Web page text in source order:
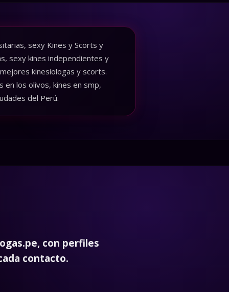
sexy Kines y Scorts y
sexy kines independientes y
kinesiologas y scorts.
en los olivos, kines en smp,
del Perú.
con perfiles
contacto.